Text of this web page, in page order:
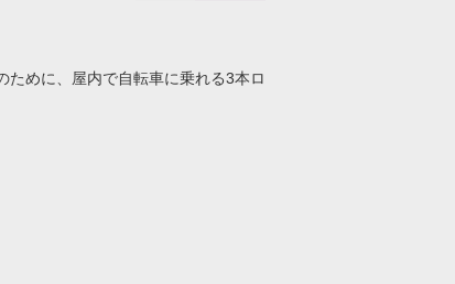
ために、屋内で自転車に乗れる3本ロ